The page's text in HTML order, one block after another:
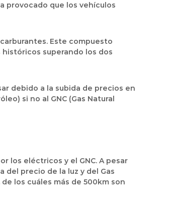
provocado que los vehículos
Este compuesto
superando los dos
debido a la subida de precios en
si no al GNC (Gas Natural
los eléctricos y el GNC. A pesar
del precio de la luz y del Gas
los cuáles más de 500km son